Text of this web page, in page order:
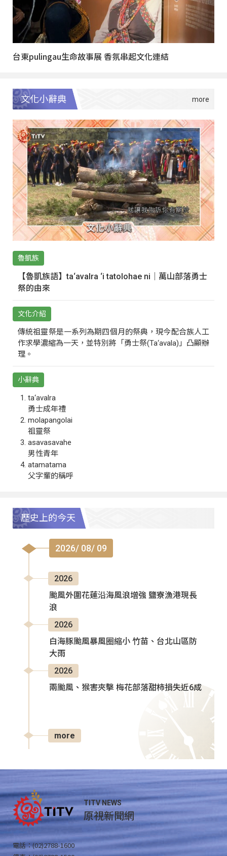
台東pulingau生命故事展 香氛串起文化連結
文化小辭典
魯凱族
【魯凱族語】ta‘avalra ‘i tatolohae ni｜萬山部落勇士
祭的由來
文化介紹
傳統祖靈祭是一系列為期四個月的祭典，現今配合族人工
作求學濃縮為一天，並特別將「勇士祭(Ta‘avala)」凸顯辦
理。
小辭典
ta‘avalra
勇士成年禮
molapangolai
祖靈祭
asavasavahe
男性青年
atamatama
父字輩的稱呼
歷史上的今天
2026/ 08/ 09
2026
颱風外圍花蓮沿海風浪增強 鹽寮漁港現長
浪
2026
白海豚颱風暴風圈縮小 竹苗、台北山區防
大雨
2026
兩颱風、猴害夾擊 梅花部落甜柿損失近6成
more
TITV NEWS
原視新聞網
電話：(02)2788-1600